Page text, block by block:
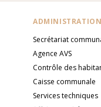
Secrétariat
Agence AVS
Contrôle des
Caisse communale
Services techniques